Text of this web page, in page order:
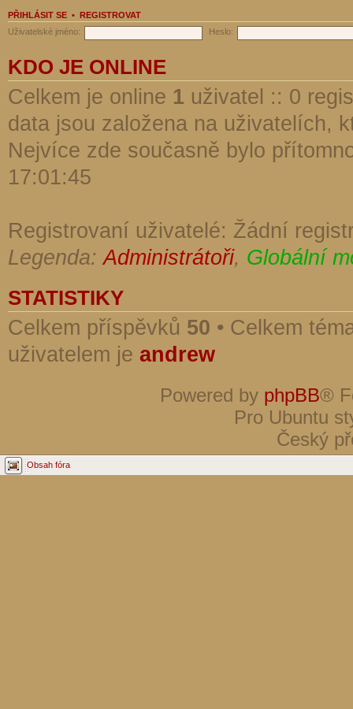
PŘIHLÁSIT SE • REGISTROVAT
Uživatelské jméno:
Heslo:
KDO JE ONLINE
Celkem je online 1 uživatel :: 0
data jsou založena na uživatelích,
Nejvíce zde současně bylo
17:01:45
Registrovaní uživatelé: Žádní
Legenda:Administrátoři, Globální
STATISTIKY
Celkem příspěvků 50 • Celkem
uživatelem je andrew
Powered by phpBB®
Pro Ubuntu
Český
Obsah fóra